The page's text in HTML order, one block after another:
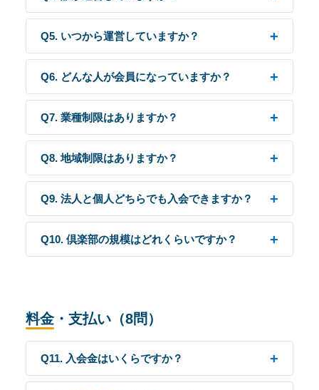
Q5. いつから運営していますか？
Q6. どんな人が会員になっていますか？
Q7. 業種制限はありますか？
Q8. 地域制限はありますか？
Q9. 法人と個人どちらでも入会できますか？
Q10. 倶楽部の規模はどれくらいですか？
料金・支払い（8問）
Q11. 入会金はいくらですか？